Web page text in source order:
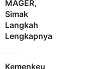
MAGER,
Simak
Langkah
Lengkapnya
Kemenkeu